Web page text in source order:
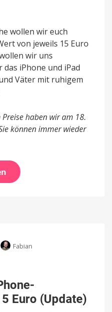
wollen wir euch
von jeweils 15 Euro
wir uns
iPhone und iPad
Väter mit ruhigem
haben wir am 18.
können immer wieder
Fabian
Euro (Update)